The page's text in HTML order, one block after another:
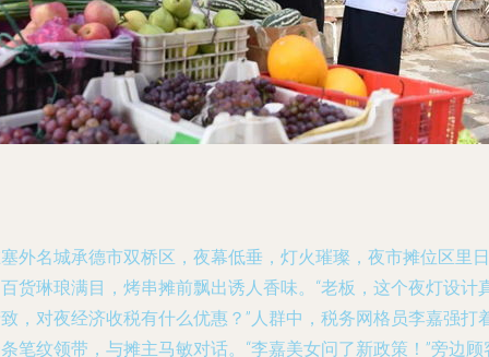
外名城承德市双桥区，夜幕低垂，灯火璀璨，夜市摊位区里日
货琳琅满目，烤串摊前飘出诱人香味。“老板，这个夜灯设计
，对夜经济收税有什么优惠？”人群中，税务网格员李嘉强打
笔纹领带，与摊主马敏对话。“李嘉美女问了新政策！”旁边顾